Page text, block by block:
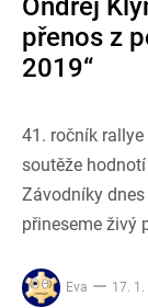
Ondřej
přenos z
2019“
41. ročník
soutěže
Závodníky
přineseme živý
Eva 17.